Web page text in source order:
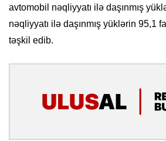
avtomobil nəqliyyatı ilə daşınmış
nəqliyyatı ilə daşınmış yüklərin 95,1
təşkil edib.